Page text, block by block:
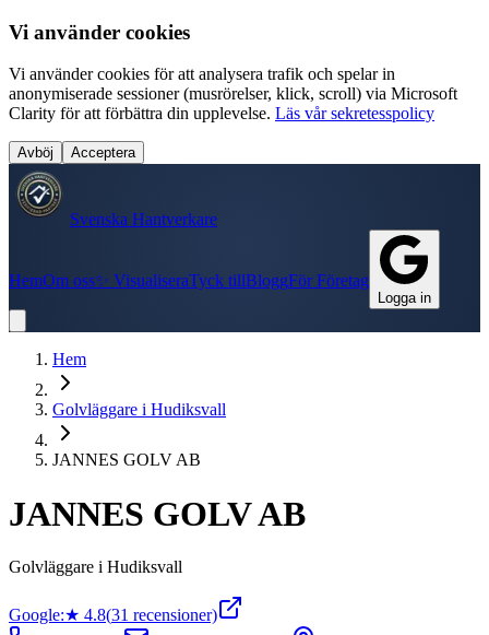
Vi använder cookies
Vi använder cookies för att analysera trafik och spelar in
anonymiserade sessioner (musrörelser, klick, scroll) via Microsoft
Clarity för att förbättra din upplevelse. Läs vår sekretesspolicy
Avböj Acceptera
Svenska Hantverkare
HemOm oss✨ VisualiseraTyck tillBloggFör Företag
Logga in
Hem
Golvläggare i Hudiksvall
JANNES GOLV AB
JANNES GOLV AB
Golvläggare i Hudiksvall
Google:★ 4.8(31 recensioner)